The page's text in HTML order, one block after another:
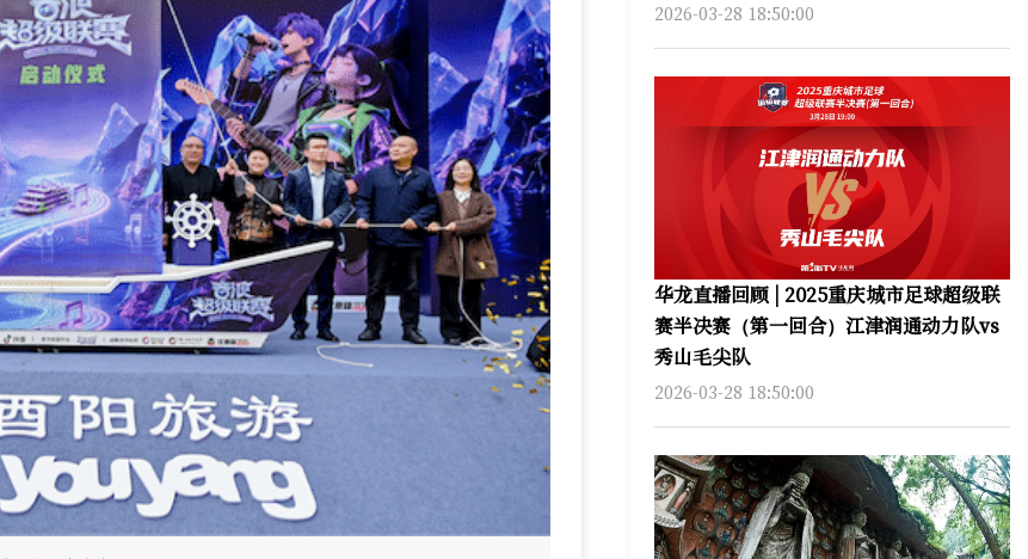
2026-03-28 18:50:00
华龙直播回顾 | 2025重庆城市足球超级联
赛半决赛（第一回合）江津润通动力队vs
秀山毛尖队
2026-03-28 18:50:00